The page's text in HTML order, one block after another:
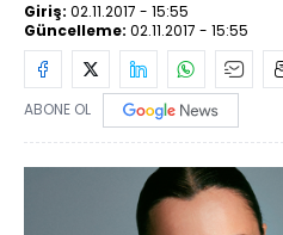
Giriş: 02.11.2017 - 15:55
Güncelleme: 02.11.2017 - 15:55
ABONE OL